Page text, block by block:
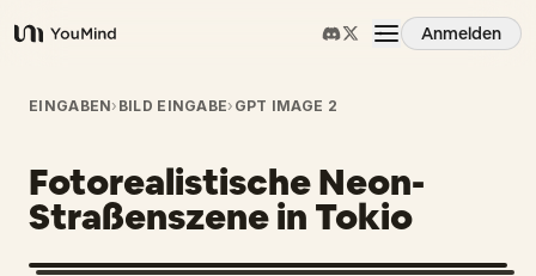
YouMind
Anmelden
Übersicht
Anwendungsfälle
Fähigkeiten
EINGABEN› BILD EINGABE› GPT IMAGE 2
Fotorealistische Neon-
Straßenszene in Tokio